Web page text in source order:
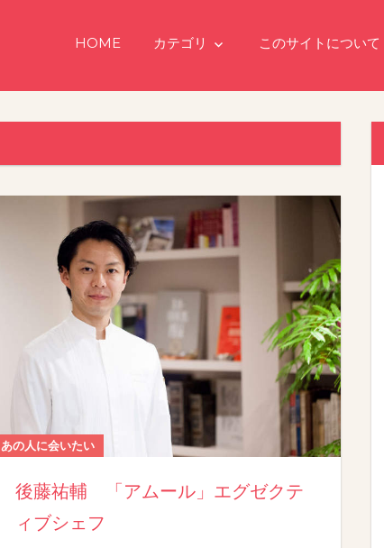
HOME カテゴリ このサイトについて
あの人に会いたい
後藤祐輔 「アムール」エグゼクテ
ィブシェフ